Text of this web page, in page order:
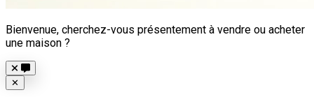
Bienvenue, cherchez-vous présentement à vendre ou acheter
une maison ?
Close
✕